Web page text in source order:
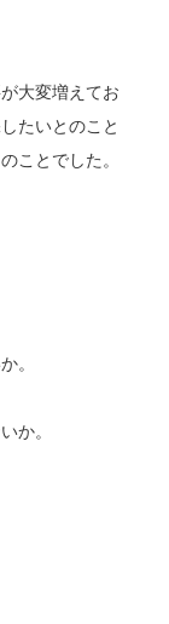
大変増えてお
たいとのこと
ことでした。
。
か。